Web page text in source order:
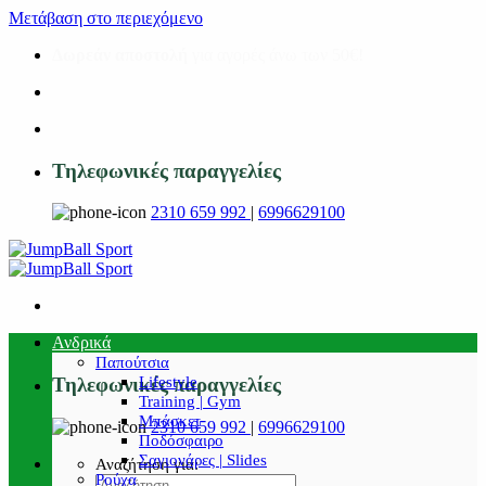
Μετάβαση στο περιεχόμενο
Τηλεφωνικές παραγγελίες
2310 659 992 | 6996629100
Τηλεφωνικές παραγγελίες
2310 659 992 | 6996629100
Αναζήτηση για:
Ανδρικά
Παπούτσια
Lifestyle
Training | Gym
Μπάσκετ
Ποδόσφαιρο
Σαγιονάρες | Slides
Ρούχα